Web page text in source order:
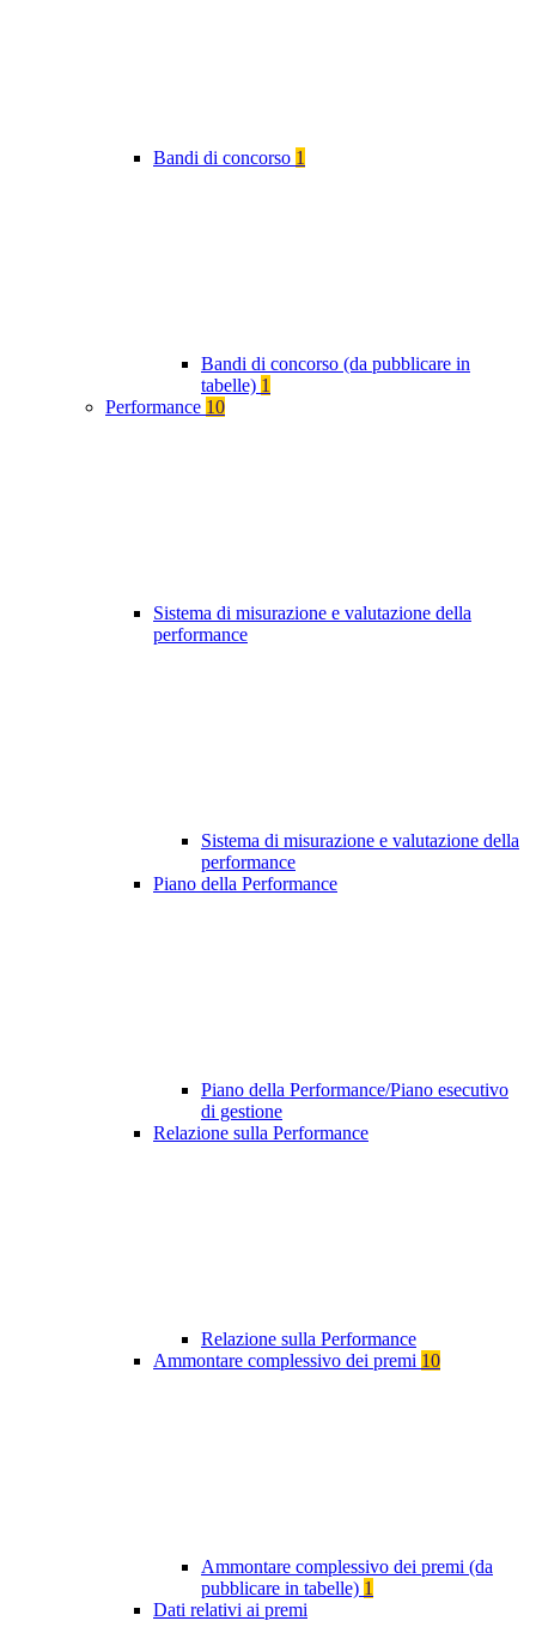
Bandi di concorso 1
Bandi di concorso (da pubblicare in
tabelle) 1
Performance 10
Sistema di misurazione e valutazione della
performance
Sistema di misurazione e valutazione della
performance
Piano della Performance
Piano della Performance/Piano esecutivo
di gestione
Relazione sulla Performance
Relazione sulla Performance
Ammontare complessivo dei premi 10
Ammontare complessivo dei premi (da
pubblicare in tabelle) 1
Dati relativi ai premi